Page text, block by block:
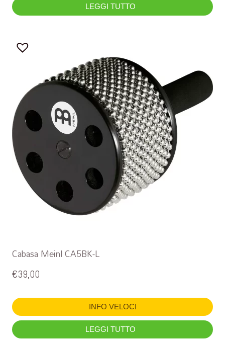
LEGGI TUTTO
Cabasa Meinl CA5BK-L
€39,00
INFO VELOCI
LEGGI TUTTO